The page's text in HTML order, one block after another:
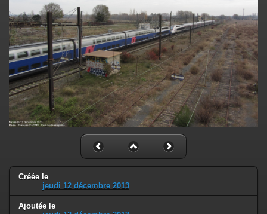
Créée le
jeudi 12 décembre 2013
Ajoutée le